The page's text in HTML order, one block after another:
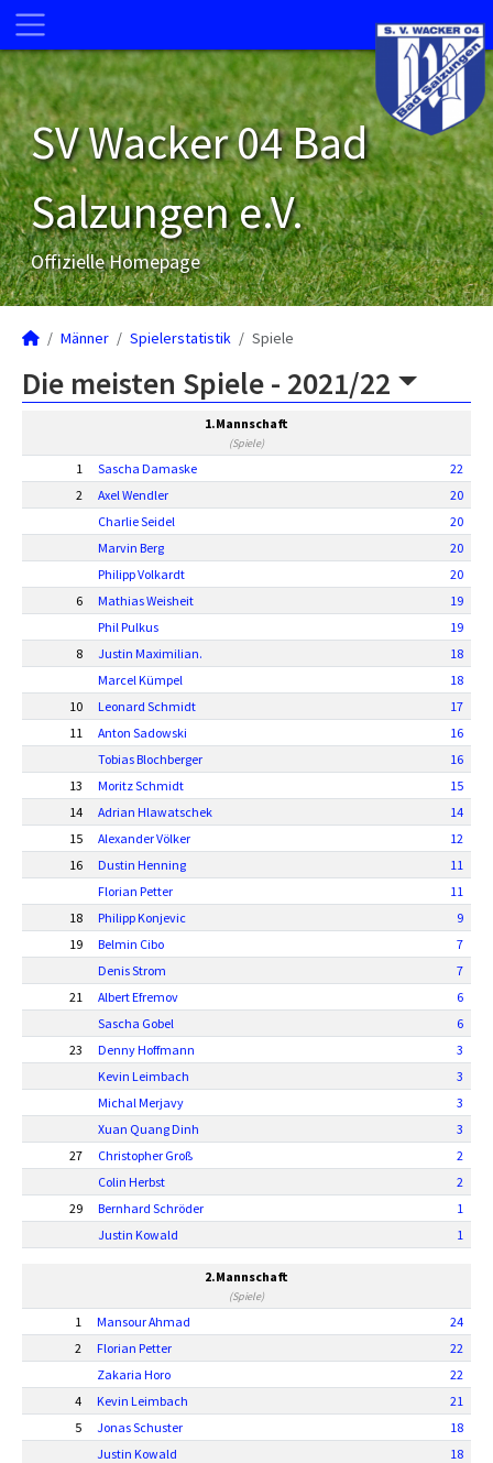
SV Wacker 04 Bad
Salzungen e.V.
Offizielle Homepage
Männer Spielerstatistik Spiele
Die meisten Spiele - 2021/22
1.Mannschaft
(Spiele)
1 Sascha Damaske
22
2
Axel Wendler
20
Charlie Seidel
20
Marvin Berg
20
Philipp Volkardt
20
6
Mathias Weisheit
19
Phil Pulkus
19
8
Justin Maximilian.
18
Marcel Kümpel
18
10
Leonard Schmidt
17
11
Anton Sadowski
16
Tobias Blochberger
16
13
Moritz Schmidt
15
14
Adrian Hlawatschek
14
15
Alexander Völker
12
16
Dustin Henning
11
Florian Petter
11
18
Philipp Konjevic
9
19
Belmin Cibo
7
Denis Strom
7
21
Albert Efremov
6
Sascha Gobel
6
23
Denny Hoffmann
3
Kevin Leimbach
3
Michal Merjavy
3
Xuan Quang Dinh
3
27
Christopher Groß
2
Colin Herbst
2
29
Bernhard Schröder
1
Justin Kowald
1
2.Mannschaft
(Spiele)
1 Mansour Ahmad
24
2
Florian Petter
22
Zakaria Horo
22
4
Kevin Leimbach
21
5
Jonas Schuster
18
Justin Kowald
18